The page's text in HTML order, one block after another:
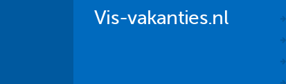
Vis-vakanties.nl